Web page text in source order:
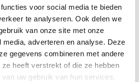
voor social media te bieden
te analyseren. Ook delen we
van onze site met onze
adverteren en analyse. Deze
gegevens combineren met andere
ze heeft verstrekt of die ze hebben
uw gebruik van hun services.
bij het
van het